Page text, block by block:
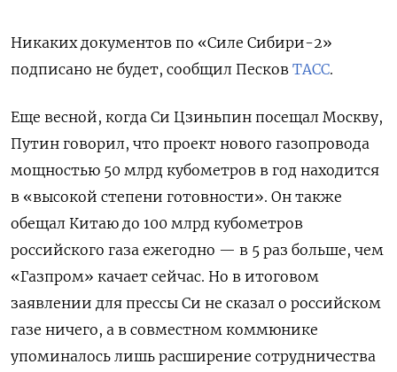
Никаких документов по «Силе Сибири-2»
подписано не будет, сообщил Песков ТАСС.
Еще весной, когда Си Цзиньпин посещал Москву,
Путин говорил, что проект нового газопровода
мощностью 50 млрд кубометров в год находится
в «высокой степени готовности». Он также
обещал Китаю до 100 млрд кубометров
российского газа ежегодно — в 5 раз больше, чем
«Газпром» качает сейчас. Но в итоговом
заявлении для прессы Си не сказал о российском
газе ничего, а в совместном коммюнике
упоминалось лишь расширение сотрудничества